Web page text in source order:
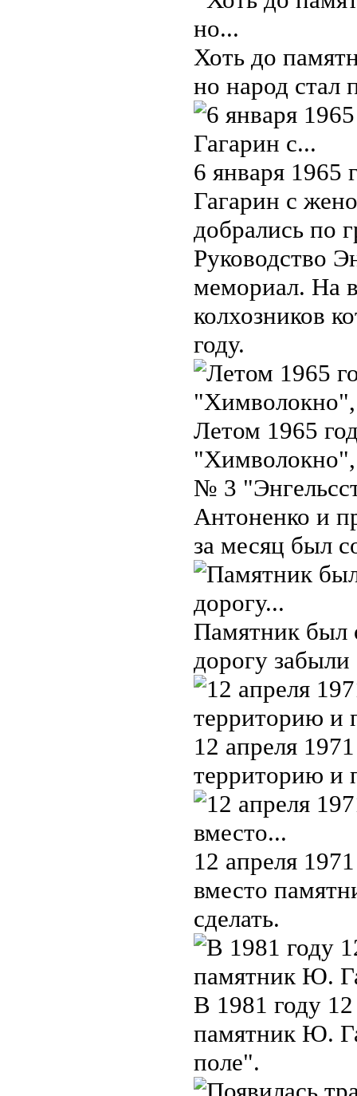
Хоть до
но народ стал
6 января 1965
Гагарин с
добрались по
Руководство
мемориал. На
колхозников
году.
Летом 1965
"Химволокно",
№ 3
Антоненко и
за месяц был
Памятник был
дорогу забыли
12 апреля
территорию и
12 апреля
вместо
сделать.
В 1981 году
памятник Ю.
поле".